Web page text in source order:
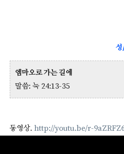
엠마오로 가는 길에
말씀: 눅 24:13-35
동영상. http://youtu.be/r-